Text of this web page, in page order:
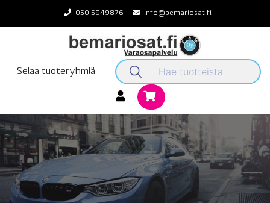
content
050 5949876 info@bemariosat.fi
Selaa tuoteryhmiä